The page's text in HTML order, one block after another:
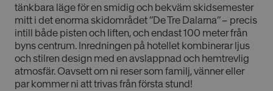
tänkbara läge för en smidig och bekväm skidsemester
mitt i det enorma skidområdet ”De Tre Dalarna” – precis
intill både pisten och liften, och endast 100 meter från
byns centrum. Inredningen på hotellet kombinerar ljus
och stilren design med en avslappnad och hemtrevlig
atmosfär. Oavsett om ni reser som familj, vänner eller
par kommer ni att trivas från första stund!